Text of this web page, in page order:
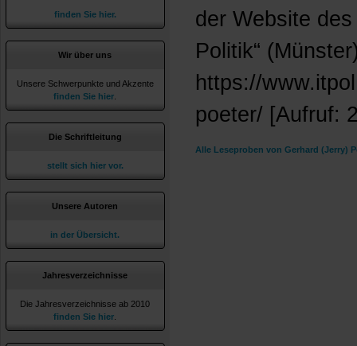
finden Sie hier.
Wir über uns
Unsere Schwerpunkte und Akzente
finden Sie hier
Die Schriftleitung
stellt sich hier vor.
Unsere Autoren
in der Übersicht.
Jahresverzeichnisse
Die Jahresverzeichnisse ab 2010
finden Sie hier
der Website
Politik“
https://
poeter/ [Aufruf:
Alle Leseproben von Gerhard (Jerry)